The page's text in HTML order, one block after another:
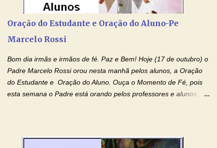
Tocai, Cura! E Restaura! "Jesus, no poder de Seu Nome, peço
gerações, através de todas as raízes da minha árvore
genealógica. Que o Sangue de Jesus, purificador e vivificante,
Oração do Estudante e Oração do Aluno-Pe
Marcelo Rossi
Bom dia irmãs e irmãos de fé. Paz e Bem! Hoje (17 de outubro) o
Padre Marcelo Rossi orou nesta manhã pelos alunos, a Oração
do Estudante e Oração do Aluno. Ouça o Momento de Fé, pois
esta semana o Padre está orando pelos professores e alunos.
intelectualmente e espiritualmente para o dia da prova. Confie no